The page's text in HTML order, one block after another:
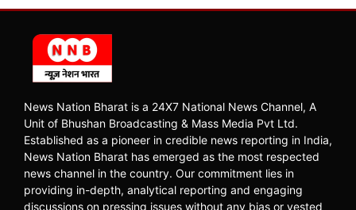
News Nation Bharat is a 24X7 National News Channel, A
Unit of Bhushan Broadcasting & Mass Media Pvt Ltd.
Established as a pioneer in credible news reporting in India,
News Nation Bharat has emerged as the most respected
news channel in the country. Our commitment lies in
providing in-depth, analytical reporting and engaging
discussions on pressing issues without any bias or vested